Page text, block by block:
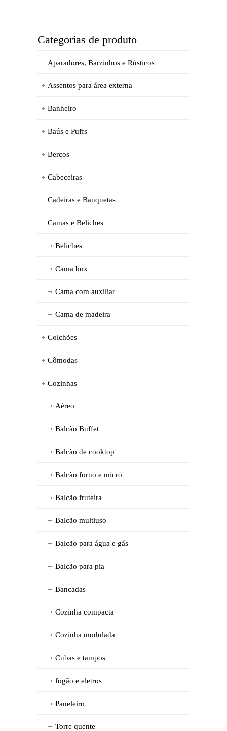
Categorias de produto
Aparadores, Barzinhos e Rústicos
Assentos para área externa
Banheiro
Baús e Puffs
Berços
Cabeceiras
Cadeiras e Banquetas
Camas e Beliches
Beliches
Cama box
Cama com auxiliar
Cama de madeira
Colchões
Cômodas
Cozinhas
Aéreo
Balcão Buffet
Balcão de cooktop
Balcão forno e micro
Balcão fruteira
Balcão multiuso
Balcão para água e gás
Balcão para pia
Bancadas
Cozinha compacta
Cozinha modulada
Cubas e tampos
fogão e eletros
Paneleiro
Torre quente